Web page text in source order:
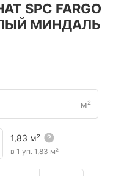
SPC FARGO
МИНДАЛЬ
м²
1,83 м²
в 1 уп. 1,83 м²